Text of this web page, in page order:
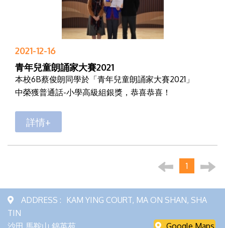
2021-12-16
青年兒童朗誦家大賽2021
本校6B蔡俊朗同學於「青年兒童朗誦家大賽2021」
中榮獲普通話-小學高級組銀獎，恭喜恭喜！
詳情+
1
ADDRESS : KAM YING COURT, MA ON SHAN, SHA
TIN
沙田 馬鞍山 錦英苑
Google Maps